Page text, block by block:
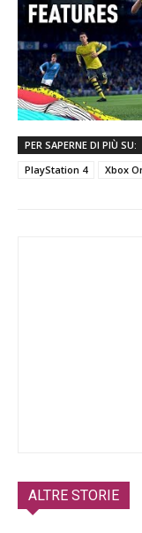
PER SAPERNE DI PIÙ SU:
PlayStation 4
Xbox
ALTRE STORIE